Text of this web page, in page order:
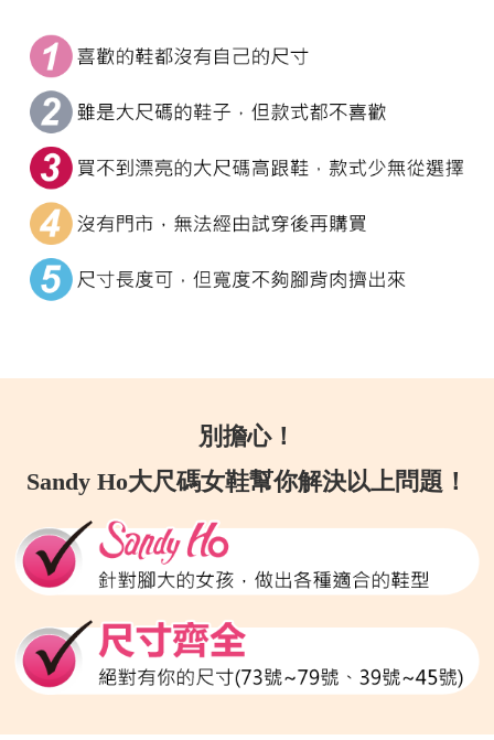
別擔心！
Sandy Ho大尺碼女鞋幫你解決以上問題！